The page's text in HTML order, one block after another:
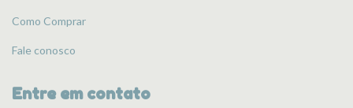
Como Comprar
Fale conosco
Entre em contato